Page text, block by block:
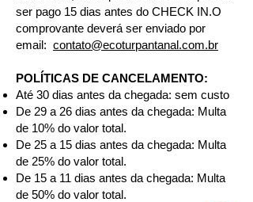
ser pago 15 dias antes do CHECK IN.O
comprovante deverá ser enviado por
email: contato@ecoturpantanal.com.br
POLÍTICAS DE CANCELAMENTO:
Até 30 dias antes da chegada: sem custo
De 29 a 26 dias antes da chegada: Multa
de 10% do valor total.
De 25 a 15 dias antes da chegada: Multa
de 25% do valor total.
De 15 a 11 dias antes da chegada: Multa
de 50% do valor total.